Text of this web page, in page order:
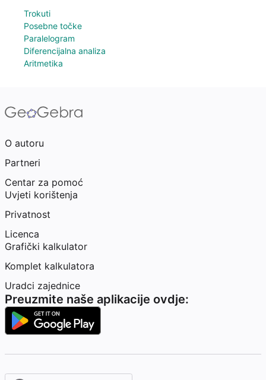
Trokuti
Posebne točke
Paralelogram
Diferencijalna analiza
Aritmetika
O autoru
Partneri
Centar za pomoć
Uvjeti korištenja
Privatnost
Licenca
Grafički kalkulator
Komplet kalkulatora
Uradci zajednice
Preuzmite naše aplikacije ovdje: